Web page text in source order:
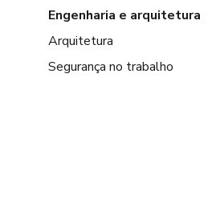
Engenharia e arquitetura
Arquitetura
Segurança no trabalho